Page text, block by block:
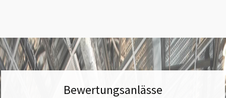
Bewertungsanlässe